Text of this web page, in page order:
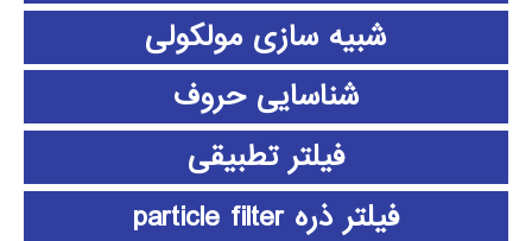
شبیه سازی مولکولی
شناسایی حروف
فیلتر تطبیقی
فیلتر ذره particle filter